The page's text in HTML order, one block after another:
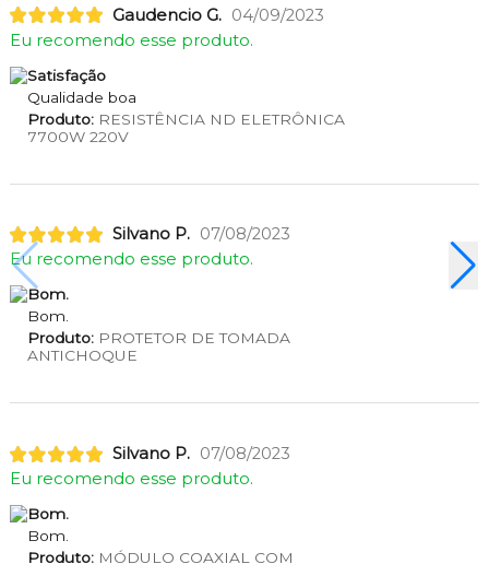
Gaudencio G. 04/09/2023
Eu recomendo esse produto.
Satisfação
Qualidade boa
Produto:RESISTÊNCIA ND ELETRÔNICA
7700W 220V
Silvano P. 07/08/2023
Eu recomendo esse produto.
Bom.
Bom.
Produto:PROTETOR DE TOMADA
ANTICHOQUE
Silvano P. 07/08/2023
Eu recomendo esse produto.
Bom.
Bom.
Produto:MÓDULO COAXIAL COM